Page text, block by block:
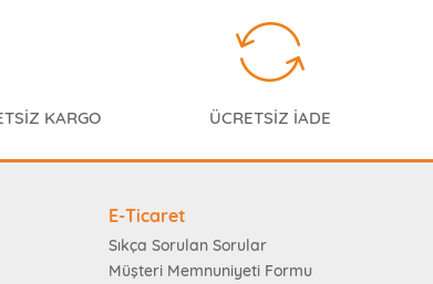
KARGO ÜCRETSİZ İADE
E-Ticaret
Sıkça Sorulan Sorular
Müşteri Memnuniyeti Formu